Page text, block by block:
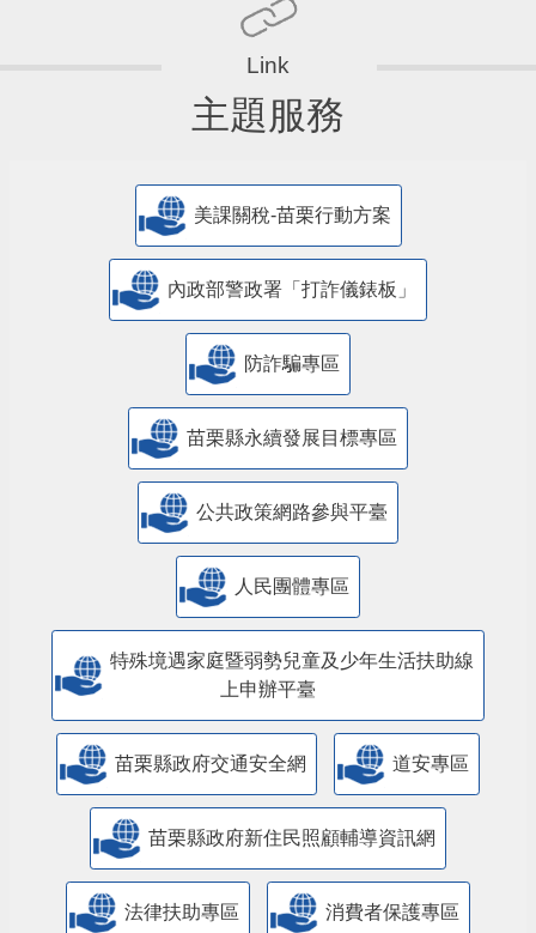
主題服務
美課關稅-苗栗行動方案
內政部警政署「打詐儀錶板」
防詐騙專區
苗栗縣永續發展目標專區
公共政策網路參與平臺
人民團體專區
特殊境遇家庭暨弱勢兒童及少年生活扶助線
上申辦平臺
苗栗縣政府交通安全網 道安專區
苗栗縣政府新住民照顧輔導資訊網
法律扶助專區 消費者保護專區